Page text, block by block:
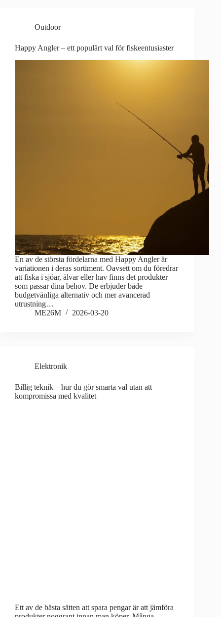
Outdoor
Happy Angler – ett populärt val för fiskeentusiaster
En av de största fördelarna med Happy Angler är
variationen i deras sortiment. Oavsett om du föredrar
att fiska i sjöar, älvar eller hav finns det produkter
som passar dina behov. De erbjuder både
budgetvänliga alternativ och mer avancerad
utrustning…
ME26M
2026-03-20
Elektronik
Billig teknik – hur du gör smarta val utan att
kompromissa med kvalitet
Ett av de bästa sätten att spara pengar är att jämföra